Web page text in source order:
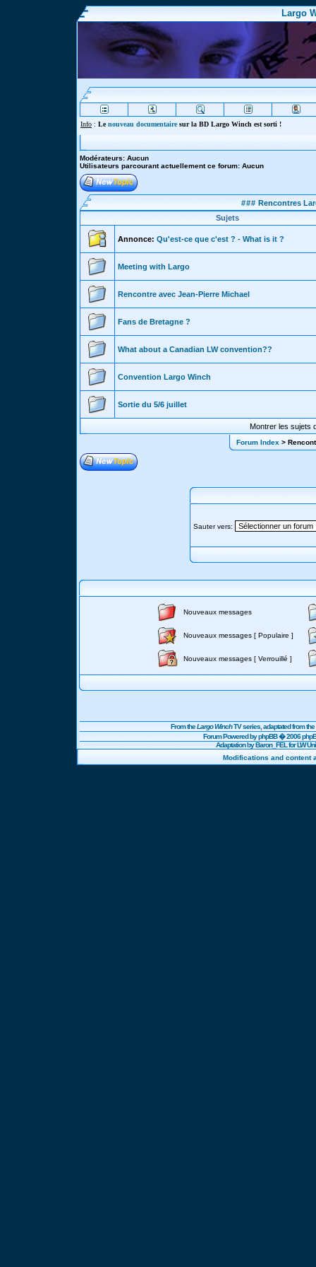
Largo
Info : Lenouveau documentairesur la BD Largo Winch est sorti !
Modérateurs: Aucun
Utilisateurs parcourant actuellement ce forum: Aucun
### Rencontres
Sujets
Annonce: Qu'est-ce que c'est ? - What is it ?
Meeting with Largo
Rencontre avec Jean-Pierre Michael
Fans de Bretagne ?
What about a Canadian LW convention??
Convention Largo Winch
Sortie du 5/6 juillet
Montrer les sujets
Forum Index >
Sauter vers:
Nouveaux messages
Nouveaux messages [ Populaire ]
Nouveaux messages [ Verrouillé ]
From theLargo WinchTV series, adaptated from
Forum Powered byphpBB� 2006
Adaptation by Baron_FEL for LW
Modifications and content